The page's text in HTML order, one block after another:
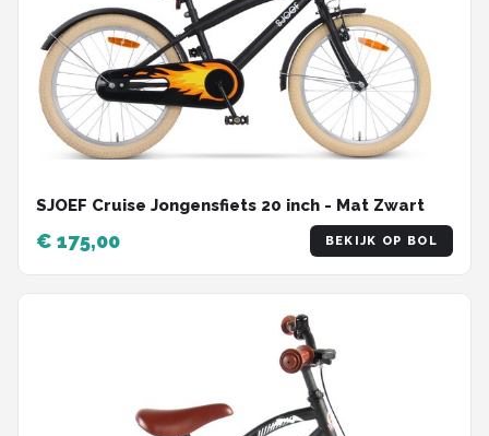
SJOEF Cruise Jongensfiets 20 inch - Mat Zwart
€ 175,00 BEKIJK OP BOL